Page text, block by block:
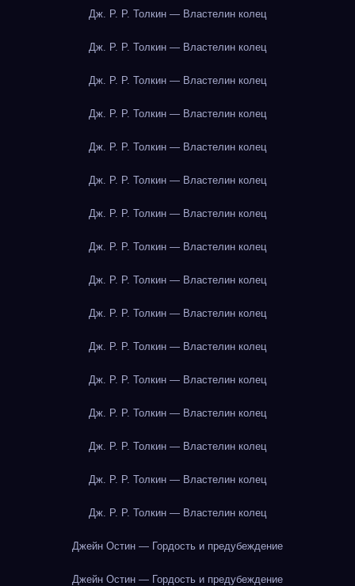
Дж. Р. Р. Толкин — Властелин колец
Дж. Р. Р. Толкин — Властелин колец
Дж. Р. Р. Толкин — Властелин колец
Дж. Р. Р. Толкин — Властелин колец
Дж. Р. Р. Толкин — Властелин колец
Дж. Р. Р. Толкин — Властелин колец
Дж. Р. Р. Толкин — Властелин колец
Дж. Р. Р. Толкин — Властелин колец
Дж. Р. Р. Толкин — Властелин колец
Дж. Р. Р. Толкин — Властелин колец
Дж. Р. Р. Толкин — Властелин колец
Дж. Р. Р. Толкин — Властелин колец
Дж. Р. Р. Толкин — Властелин колец
Дж. Р. Р. Толкин — Властелин колец
Дж. Р. Р. Толкин — Властелин колец
Дж. Р. Р. Толкин — Властелин колец
Джейн Остин — Гордость и предубеждение
Джейн Остин — Гордость и предубеждение